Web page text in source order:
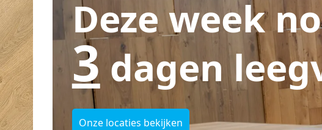
Deze week
3 dagen
Onze locaties bekijken